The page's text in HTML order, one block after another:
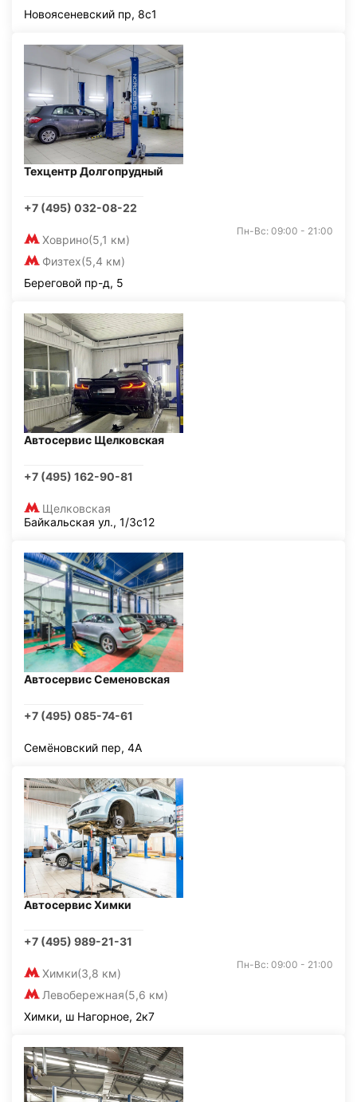
Новоясеневский пр, 8с1
Техцентр Долгопрудный
+7 (495) 032-08-22
Ховрино(5,1 км)
Физтех(5,4 км)
Пн-Вс: 09:00 - 21:00
Береговой пр-д, 5
Автосервис Щелковская
+7 (495) 162-90-81
Щелковская
Байкальская ул., 1/3с12
Автосервис Семеновская
+7 (495) 085-74-61
Семёновский пер, 4А
Автосервис Химки
+7 (495) 989-21-31
Химки(3,8 км)
Левобережная(5,6 км)
Пн-Вс: 09:00 - 21:00
Химки, ш Нагорное, 2к7